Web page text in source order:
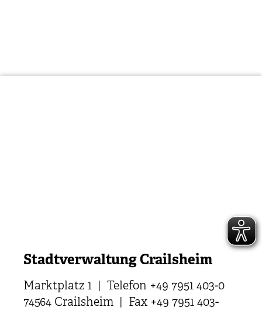
Stadtverwaltung Crailsheim
Marktplatz 1 | Telefon +49 7951 403-0
74564 Crailsheim | Fax +49 7951 403-